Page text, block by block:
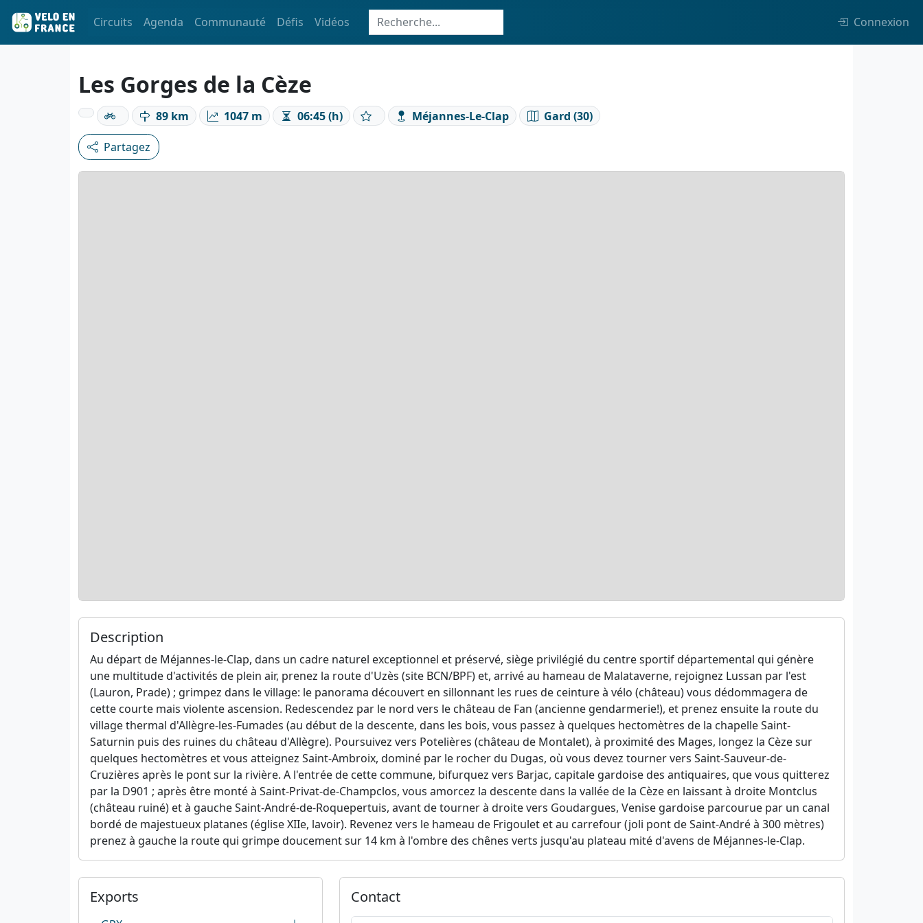
Circuits Agenda Communauté Défis Vidéos Connexion
Les Gorges de la Cèze
89 km 1047 m 06:45 (h) Méjannes-Le-Clap Gard (30)
Partagez
Description
Au départ de Méjannes-le-Clap, dans un cadre naturel exceptionnel et préservé, siège privilégié du centre sportif départemental qui génère
une multitude d'activités de plein air, prenez la route d'Uzès (site BCN/BPF) et, arrivé au hameau de Malataverne, rejoignez Lussan par l'est
(Lauron, Prade) ; grimpez dans le village: le panorama découvert en sillonnant les rues de ceinture à vélo (château) vous dédommagera de
cette courte mais violente ascension. Redescendez par le nord vers le château de Fan (ancienne gendarmerie!), et prenez ensuite la route du
village thermal d'Allègre-les-Fumades (au début de la descente, dans les bois, vous passez à quelques hectomètres de la chapelle Saint-
Saturnin puis des ruines du château d'Allègre). Poursuivez vers Potelières (château de Montalet), à proximité des Mages, longez la Cèze sur
quelques hectomètres et vous atteignez Saint-Ambroix, dominé par le rocher du Dugas, où vous devez tourner vers Saint-Sauveur-de-
Cruzières après le pont sur la rivière. A l'entrée de cette commune, bifurquez vers Barjac, capitale gardoise des antiquaires, que vous quitterez
par la D901 ; après être monté à Saint-Privat-de-Champclos, vous amorcez la descente dans la vallée de la Cèze en laissant à droite Montclus
(château ruiné) et à gauche Saint-André-de-Roquepertuis, avant de tourner à droite vers Goudargues, Venise gardoise parcourue par un canal
bordé de majestueux platanes (église XIIe, lavoir). Revenez vers le hameau de Frigoulet et au carrefour (joli pont de Saint-André à 300 mètres)
prenez à gauche la route qui grimpe doucement sur 14 km à l'ombre des chênes verts jusqu'au plateau mité d'avens de Méjannes-le-Clap.
Exports Contact